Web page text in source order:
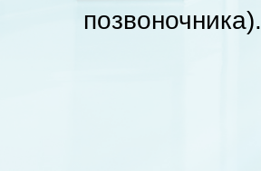
позвоночника).